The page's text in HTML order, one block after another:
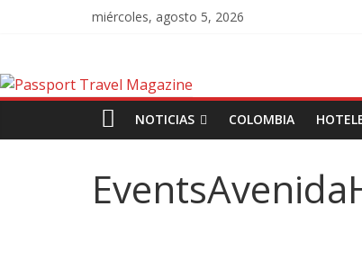
miércoles, agosto 5, 2026
NOTICIAS COLOMBIA